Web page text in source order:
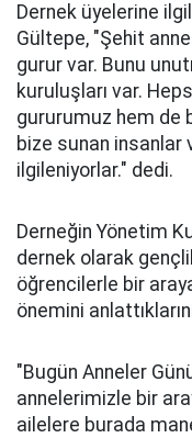
Dernek üyelerine
Gültepe, "Şehit
gurur var. Bunu
kuruluşları var.
gururumuz hem de
bize sunan insanlar
ilgileniyorlar." dedi.
Derneğin Yönetim
dernek olarak
öğrencilerle bir
önemini
"Bugün Anneler
annelerimizle bir
ailelere burada